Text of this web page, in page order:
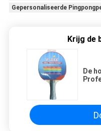
Gepersonaliseerde
Krijg de
De